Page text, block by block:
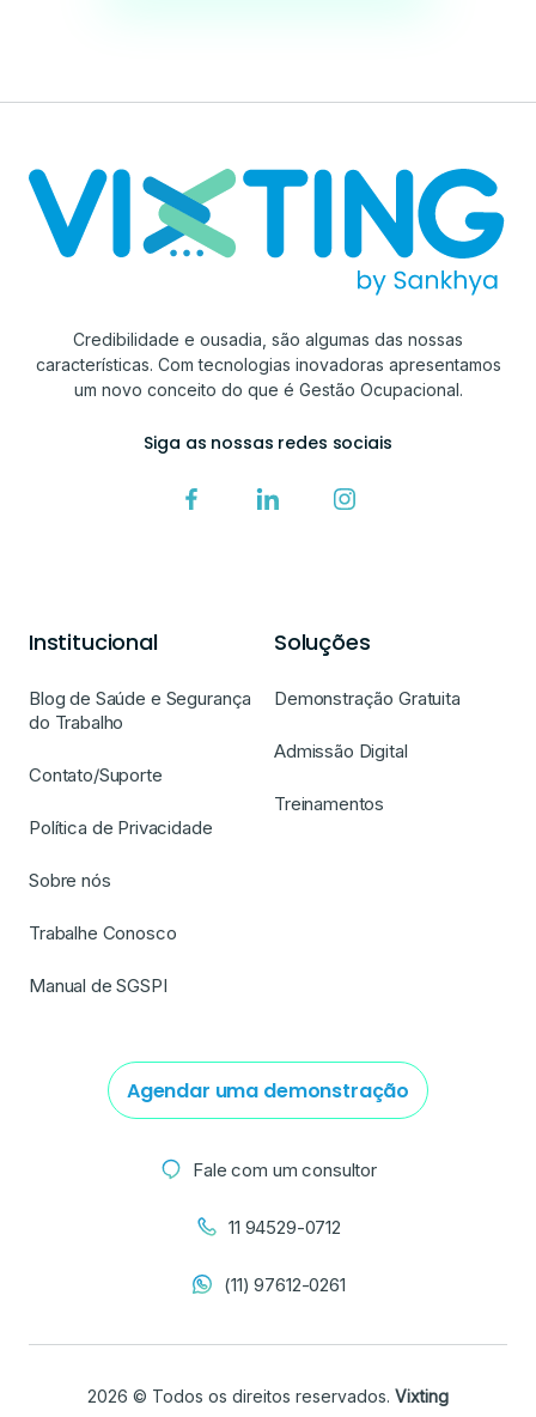
Credibilidade e ousadia, são algumas das nossas
características. Com tecnologias inovadoras apresentamos
um novo conceito do que é Gestão Ocupacional.
Siga as nossas redes sociais
Institucional
Blog de Saúde e Segurança
do Trabalho
Contato/Suporte
Política de Privacidade
Sobre nós
Trabalhe Conosco
Manual de SGSPI
Soluções
Demonstração Gratuita
Admissão Digital
Treinamentos
Agendar uma demonstração
Fale com um consultor
11 94529-0712
(11) 97612-0261
2026 © Todos os direitos reservados. Vixting